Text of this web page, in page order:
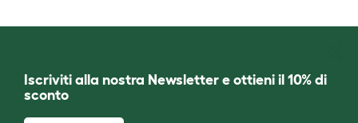
Iscriviti alla nostra Newsletter e ottieni il 10% di
sconto